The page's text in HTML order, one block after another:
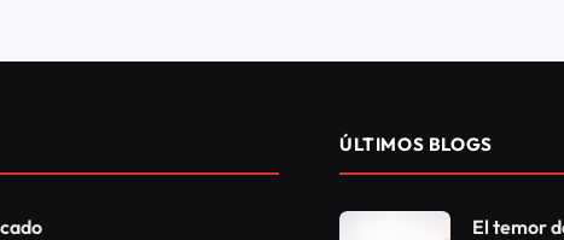
de la ‘Santa Cena de la